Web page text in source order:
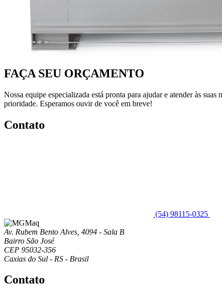
FAÇA SEU ORÇAMENTO
Nossa equipe especializada está pronta para ajudar e atender às
prioridade. Esperamos ouvir de você em breve!
Contato
(54) 98115-0325
Av. Rubem Bento Alves, 4094 - Sala B
Bairro São José
CEP 95032-356
Caxias do Sul - RS - Brasil
Contato